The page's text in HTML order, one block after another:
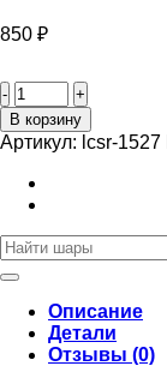
850 ₽
товара
Фольгированный
шар
100см
В корзину
Артикул: lcsr-1527
Искать:
Описание
Детали
Отзывы (0)